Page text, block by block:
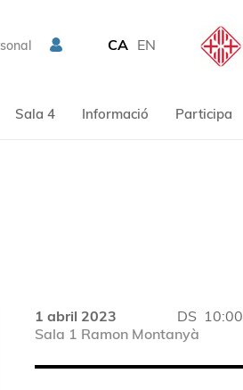
CA EN
Sala 4 Informació Participa
1 abril 2023 DS 10:00
Sala 1 Ramon Montanyà